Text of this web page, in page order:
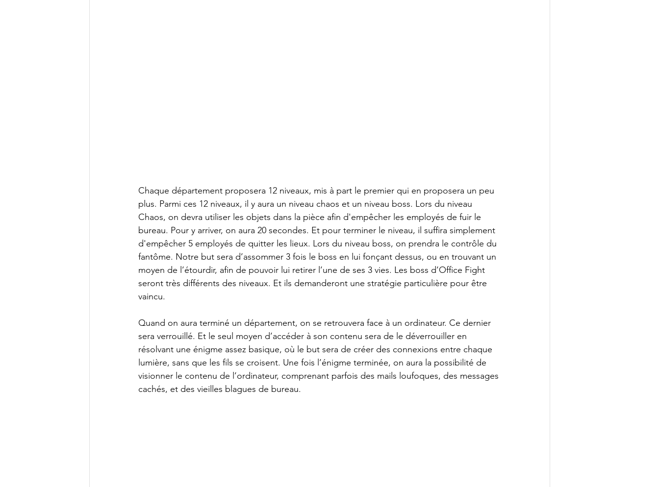
Chaque département proposera 12 niveaux, mis à part le premier qui en proposera un peu
plus. Parmi ces 12 niveaux, il y aura un niveau chaos et un niveau boss. Lors du niveau
Chaos, on devra utiliser les objets dans la pièce afin d'empêcher les employés de fuir le
bureau. Pour y arriver, on aura 20 secondes. Et pour terminer le niveau, il suffira simplement
d'empêcher 5 employés de quitter les lieux. Lors du niveau boss, on prendra le contrôle du
fantôme. Notre but sera d’assommer 3 fois le boss en lui fonçant dessus, ou en trouvant un
moyen de l’étourdir, afin de pouvoir lui retirer l’une de ses 3 vies. Les boss d’Office Fight
seront très différents des niveaux. Et ils demanderont une stratégie particulière pour être
vaincu.
Quand on aura terminé un département, on se retrouvera face à un ordinateur. Ce dernier
sera verrouillé. Et le seul moyen d’accéder à son contenu sera de le déverrouiller en
résolvant une énigme assez basique, où le but sera de créer des connexions entre chaque
lumière, sans que les fils se croisent. Une fois l’énigme terminée, on aura la possibilité de
visionner le contenu de l’ordinateur, comprenant parfois des mails loufoques, des messages
cachés, et des vieilles blagues de bureau.